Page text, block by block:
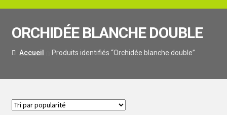
TRUCS & ASTUCES
LIVRAISON
ORCHIDÉE BLANCHE DOUBLE
Accueil Produits identifiés “Orchidée blanche double”